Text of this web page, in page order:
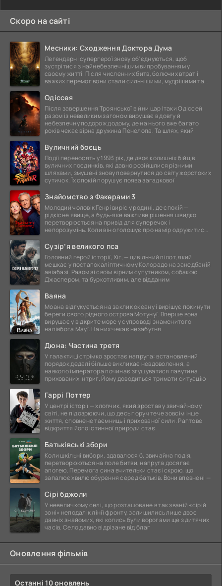
Скоро на сайті
Месники: Сходження Доктора Дума
Легендарні супергерої знову об'єднуються, щоб
зустрітися з найнебезпечнішим випробуванням у
своєму житті. Після численних битв, болючих втрат і
важких перемог вони стали сильнішими, мудрішими та
Одіссея
Після завершення Троянської війни цар Ітаки Одіссей
разом із невеликим загоном вирушає в довгу й
небезпечну подорож додому, де на нього вже багато
років чекає вірна дружина Пенелопа. Та шлях, який
Вуличний боєць
Події переносять у 1993 рік, де двоє колишніх бійців
вуличних поєдинків, які давно розійшлися різними
шляхами, змушені знову повернутися до світу жорстоких
сутичок. Їх спокій порушує поява загадкової
Знайомство з Факерами 3
Молодий чоловік Генрі виріс у родині, де спокій —
рідкісне явище, а будь-яке важливе рішення швидко
перетворюється на привід для суперечок і
непорозумінь. Коли він оголошує про намір одружитися,
Сузір’я великого пса
Головний герой історії, Хіг, — цивільний пілот, який
мешкає у постапокаліптичному Колорадо на занедбаній
авіабазі. Разом зі своїм вірним супутником, собакою
Джаспером, та буркотливим, але відданим
Ваяна
Моана відгукується на заклик океану і вирішує покинути
береги свого рідного острова Мотунуї. Вперше вона
вирушає у відкрите море у супроводі знаменитого
напівбога Мауї. На них чекає незабутня
Дюна: Частина третя
У галактиці стрімко зростає напруга: встановлений
порядок дедалі більше викликає невдоволення, а
навколо імператора починає згущуватися павутина
прихованих інтриг. Йому доводиться тримати ситуацію
Гаррі Поттер
У центрі історії — хлопчик, який зростав у звичайному
світі, не підозрюючи, що десь поруч тече зовсім інше
життя, сповнене таємниць і прихованої сили. Раптове
відкриття його істинної природи стає
Батьківські збори
Коли шкільні вибори, здавалося б, звичайна подія,
перетворюються на поле битви, напруга досягає
апогею. Перемога сина вчительки стає іскрою, що
запалює хвилю обурення серед батьків. Вони впевнені —
Сірі бджоли
У невеличкому селі, що розташоване в так званій «сірій
зоні» неподалік лінії фронту, залишились лише двоє
давніх знайомих, які колись були ворогами ще з дитячих
часів. Село давно відрізане від благ
Оновлення фільмів
Останні 10 оновлень